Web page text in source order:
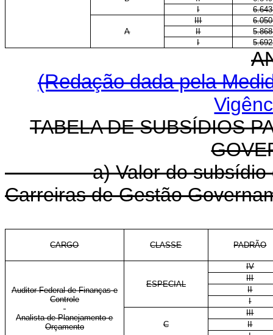
I
A
III
II
I
(Redação dada pela
TABELA DE SUBSÍDIOS
a) Valor do subsídio dos
Carreiras de Gestão
CARGO CLASSE PADRÃO
Auditor Federal de Finanças e
Controle
Analista de Planejamento e
Orçamento
ESPECIAL
IV
III
II
I
C
III
II